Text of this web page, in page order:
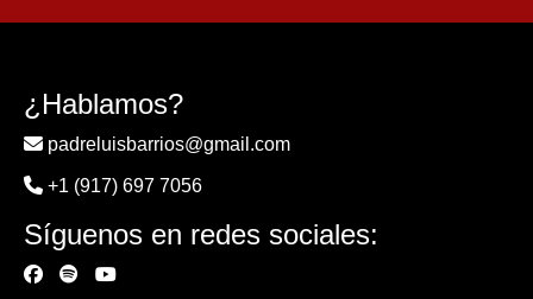
¿Hablamos?
padreluisbarrios@gmail.com
+1 (917) 697 7056
Síguenos en redes sociales: